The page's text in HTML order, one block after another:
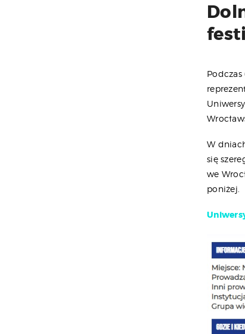
W
się
we
poniżej.